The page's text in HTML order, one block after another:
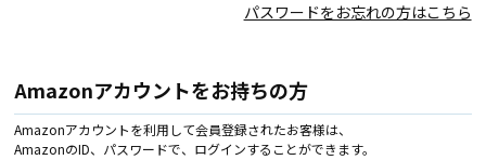
パスワードをお忘れの方はこちら
Amazonアカウントをお持ちの方
Amazonアカウントを利用して会員登録されたお客様は、
AmazonのID、パスワードで、ログインすることができます。